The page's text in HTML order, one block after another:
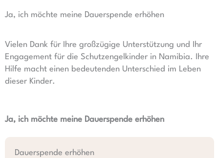
Ja, ich möchte meine Dauerspende erhöhen
Vielen Dank für Ihre großzügige Unterstützung und Ihr
Engagement für die Schutzengelkinder in Namibia. Ihre
Hilfe macht einen bedeutenden Unterschied im Leben
dieser Kinder.
Ja, ich möchte meine Dauerspende erhöhen
Dauerspende erhöhen